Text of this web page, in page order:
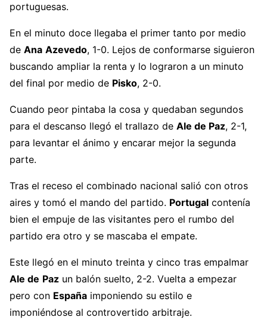
portuguesas.
En el minuto doce llegaba el primer tanto por medio
de Ana Azevedo, 1-0. Lejos de conformarse siguieron
buscando ampliar la renta y lo lograron a un minuto
del final por medio de Pisko, 2-0.
Cuando peor pintaba la cosa y quedaban segundos
para el descanso llegó el trallazo de Ale de Paz, 2-1,
para levantar el ánimo y encarar mejor la segunda
parte.
Tras el receso el combinado nacional salió con otros
aires y tomó el mando del partido. Portugal contenía
bien el empuje de las visitantes pero el rumbo del
partido era otro y se mascaba el empate.
Este llegó en el minuto treinta y cinco tras empalmar
Ale de Paz un balón suelto, 2-2. Vuelta a empezar
pero con España imponiendo su estilo e
imponiéndose al controvertido arbitraje.